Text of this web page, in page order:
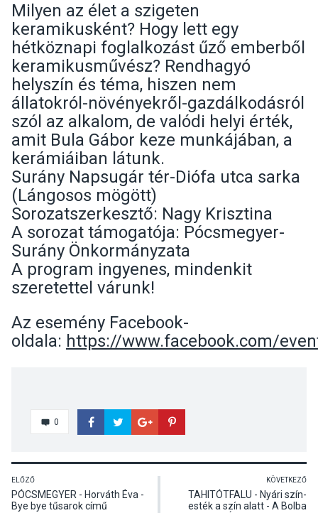
Milyen az élet a szigeten
keramikusként? Hogy lett egy
hétköznapi foglalkozást űző emberből
keramikusművész? Rendhagyó
helyszín és téma, hiszen nem
állatokról-növényekről-gazdálkodásról
szól az alkalom, de valódi helyi érték,
amit Bula Gábor keze munkájában, a
kerámiáiban látunk.
Surány Napsugár tér-Diófa utca sarka
(Lángosos mögött)
Sorozatszerkesztő: Nagy Krisztina
A sorozat támogatója: Pócsmegyer-
Surány Önkormányzata
A program ingyenes, mindenkit
szeretettel várunk!
Az esemény Facebook-
oldala: https://www.facebook.com/
0
ELŐZŐ
PÓCSMEGYER - Horváth Éva -
Bye bye tűsarok című
KÖVETKEZŐ
TAHITÓTFALU - Nyári szín-
esték a szín alatt - A Bolba